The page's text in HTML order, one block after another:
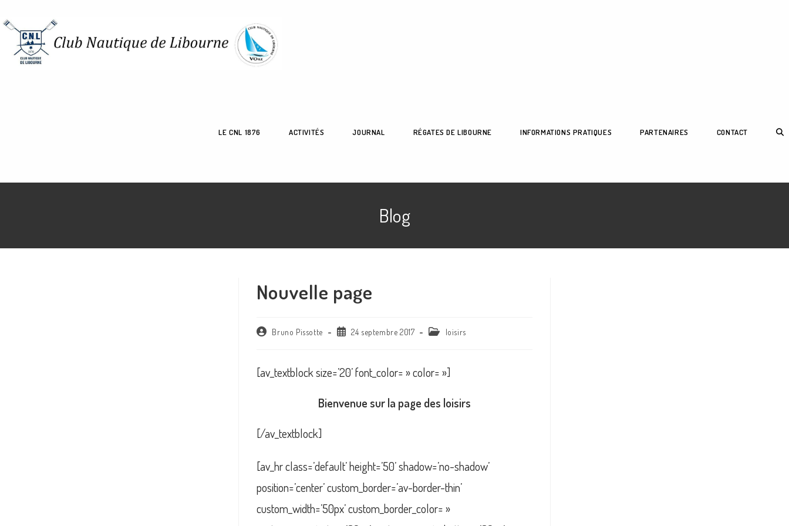
to
content
LE CNL 1876 ACTIVITÉS JOURNAL RÉGATES DE LIBOURNE INFORMATIONS PRATIQUES PARTENAIRES CONTACT
Blog
Nouvelle page
Auteur/autrice
Bruno Pissotte
Publication
24 septembre 2017
Post
loisirs
[av_textblock size=’20’ font_color= » color= »]
Bienvenue sur la page des loisirs
[/av_textblock]
[av_hr class=’default’ height=’50’ shadow=’no-shadow’
position=’center’ custom_border=’av-border-thin’
custom_width=’50px’ custom_border_color= »